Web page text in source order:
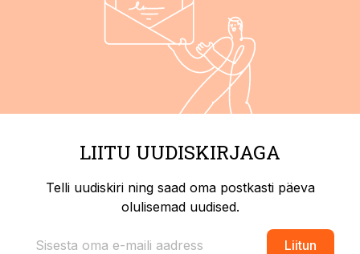
LIITU UUDISKIRJAGA
Telli uudiskiri ning saad oma postkasti päeva
olulisemad uudised.
Liitun